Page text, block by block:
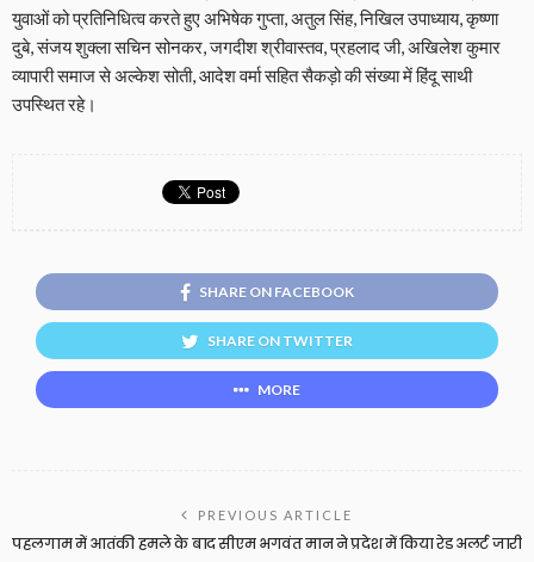
युवाओं को प्रतिनिधित्व करते हुए अभिषेक गुप्ता, अतुल सिंह, निखिल उपाध्याय, कृष्णा
दुबे, संजय शुक्ला सचिन सोनकर, जगदीश श्रीवास्तव, प्रहलाद जी, अखिलेश कुमार
व्यापारी समाज से अल्केश सोती, आदेश वर्मा सहित सैकड़ो की संख्या में हिंदू साथी
उपस्थित रहे।
SHARE ON FACEBOOK
SHARE ON TWITTER
MORE
PREVIOUS ARTICLE
पहलगाम में आतंकी हमले के बाद सीएम भगवंत मान ने प्रदेश में किया रेड अलर्ट जारी